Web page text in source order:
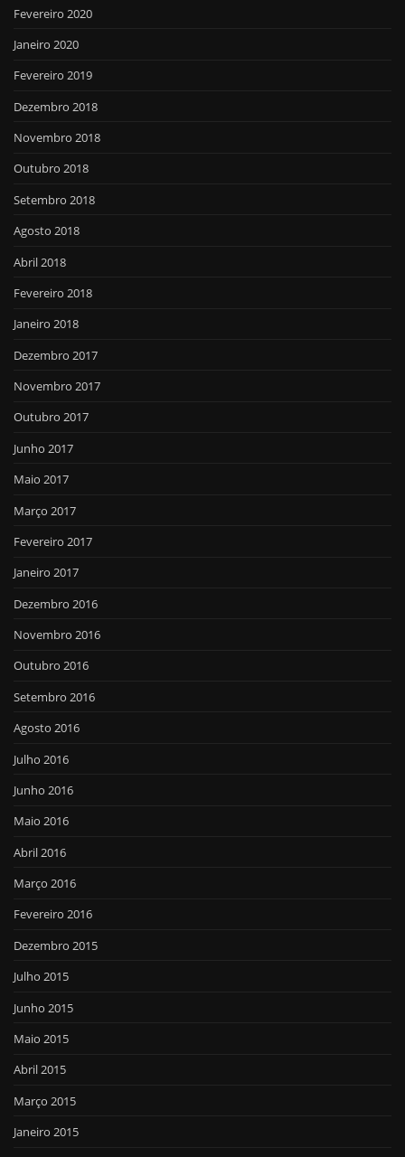
Fevereiro 2020
Janeiro 2020
Fevereiro 2019
Dezembro 2018
Novembro 2018
Outubro 2018
Setembro 2018
Agosto 2018
Abril 2018
Fevereiro 2018
Janeiro 2018
Dezembro 2017
Novembro 2017
Outubro 2017
Junho 2017
Maio 2017
Março 2017
Fevereiro 2017
Janeiro 2017
Dezembro 2016
Novembro 2016
Outubro 2016
Setembro 2016
Agosto 2016
Julho 2016
Junho 2016
Maio 2016
Abril 2016
Março 2016
Fevereiro 2016
Dezembro 2015
Julho 2015
Junho 2015
Maio 2015
Abril 2015
Março 2015
Janeiro 2015